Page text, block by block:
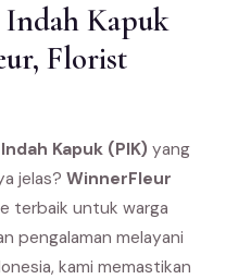
Indah Kapuk
Florist
Kapuk (PIK) yang
jelas? WinnerFleur
terbaik untuk warga
pengalaman melayani
kami memastikan